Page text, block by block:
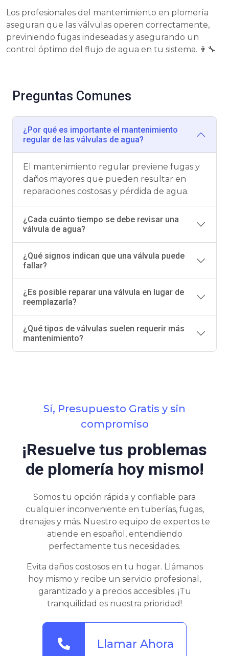
Los profesionales del mantenimiento en plomería
aseguran que las válvulas operen correctamente,
previniendo fugas indeseadas y asegurando un
control óptimo del flujo de agua en tu sistema. 👨‍🔧
Preguntas Comunes
¿Por qué es importante el mantenimiento
regular de las válvulas de agua?
El mantenimiento regular previene fugas y
daños mayores que pueden resultar en
reparaciones costosas y pérdida de agua.
¿Cada cuánto tiempo se debe revisar una
válvula de agua?
¿Qué signos indican que una válvula puede
fallar?
¿Es posible reparar una válvula en lugar de
reemplazarla?
¿Qué tipos de válvulas suelen requerir más
mantenimiento?
Sí, Presupuesto Gratis y sin
compromiso
¡Resuelve tus problemas
de plomería hoy mismo!
Somos tu opción rápida y confiable para
cualquier inconveniente en tuberías, fugas,
drenajes y más. Nuestro equipo de expertos te
atiende en español, entendiendo
perfectamente tus necesidades.
Evita daños costosos en tu hogar. Llámanos
hoy mismo y recibe un servicio profesional,
garantizado y a precios accesibles. ¡Tu
tranquilidad es nuestra prioridad!
Llamar Ahora